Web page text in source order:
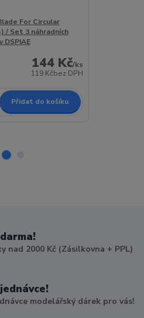
For Circular
/ Set 3 náhradních
DSPIAE
144 Kč/ks
119 Kčbez DPH
Přidat do košíku
nad 2000 Kč (Zásilkovna + PPL)
modelářský dárek pro vás!